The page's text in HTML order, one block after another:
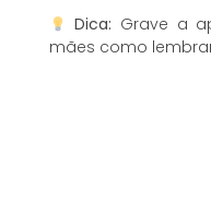
Dica: Grave a
mães como